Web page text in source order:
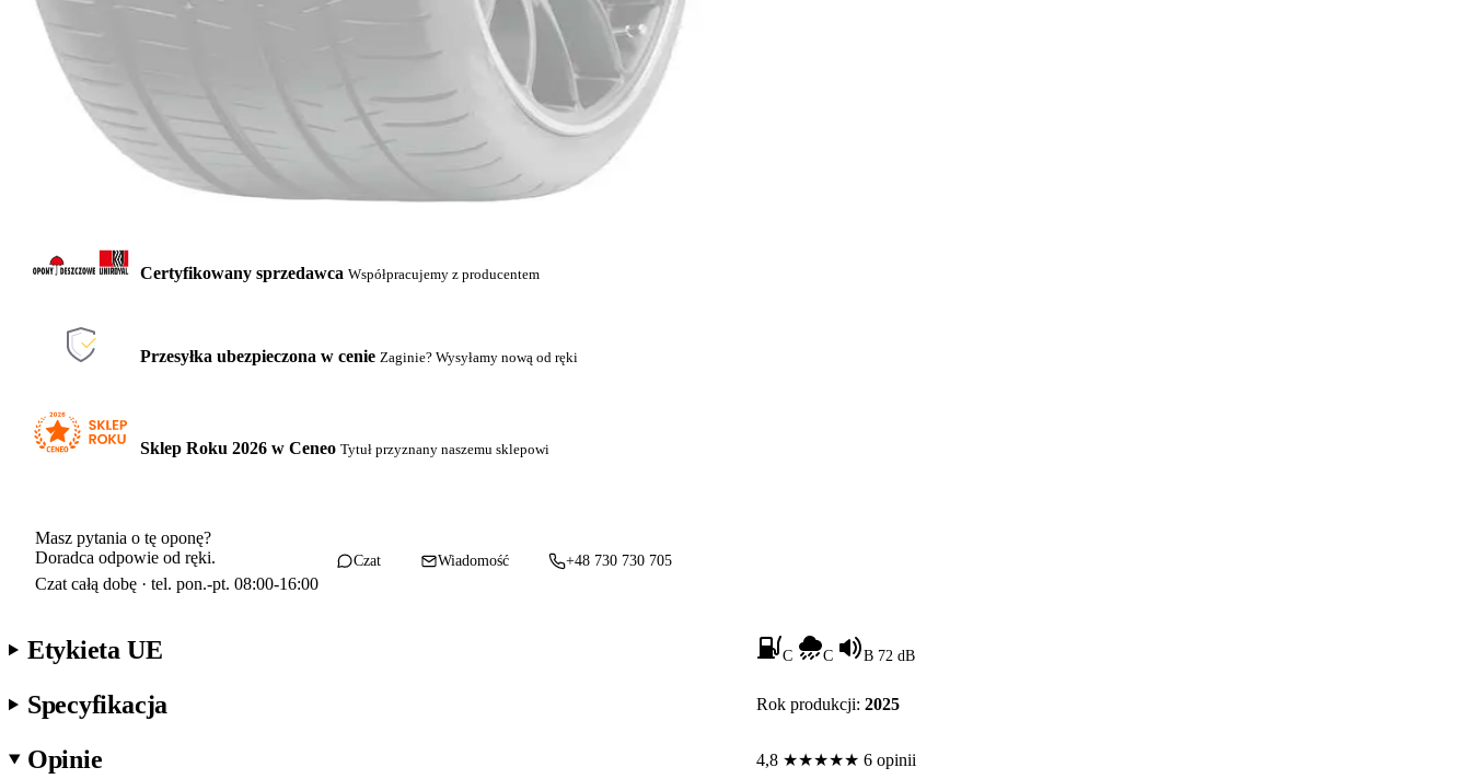
Certyfikowany sprzedawca Współpracujemy z producentem
Przesyłka ubezpieczona w cenie Zaginie? Wysyłamy nową od ręki
Sklep Roku 2026 w Ceneo Tytuł przyznany naszemu sklepowi
Masz pytania o tę oponę?
Doradca odpowie od ręki.
Czat całą dobę · tel. pon.-pt. 08:00-16:00
Czat Wiadomość +48 730 730 705
Etykieta UE C C B 72 dB
Specyfikacja Rok produkcji: 2025
Opinie 4,8 ★★★★★ 6 opinii